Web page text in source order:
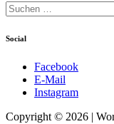
Suchen
nach:
Social
Facebook
E-Mail
Instagram
Copyright © 2026 |